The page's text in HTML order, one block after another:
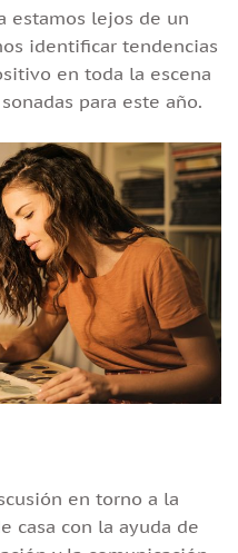
estamos lejos de un
identificar tendencias
en toda la escena
para este año.
en torno a la
casa con la ayuda de